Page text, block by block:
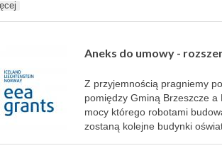
Aneks do umowy -
Z przyjemnością pragniemy
pomiędzy Gminą Brzeszcze
mocy którego robotami
zostaną kolejne budynki